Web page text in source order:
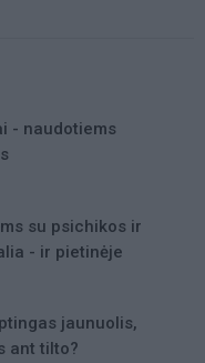
- naudotiems
su psichikos ir
- ir pietinėje
jaunuolis,
ant tilto?